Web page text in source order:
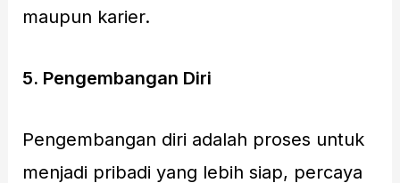
maupun karier.
5. Pengembangan Diri
Pengembangan diri adalah proses untuk
menjadi pribadi yang lebih siap, percaya